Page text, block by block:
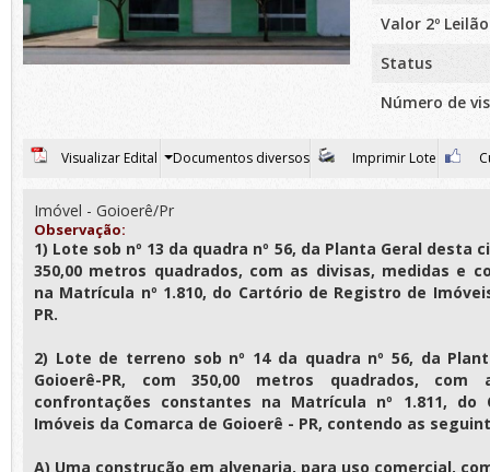
Valor 2º Leilão
Status
Número de
Visualizar Edital Documentos diversos Imprimir Lote
Imóvel - Goioerê/Pr
Observação:
1) Lote sob nº 13 da quadra nº 56, da Planta Geral desta
350,00 metros quadrados, com as divisas, medidas e
na Matrícula nº 1.810, do Cartório de Registro de
PR.
2) Lote de terreno sob nº 14 da quadra nº 56, da
Goioerê-PR, com 350,00 metros quadrados,
confrontações constantes na Matrícula nº 1.811, do
Imóveis da Comarca de Goioerê - PR, contendo as
A) Uma construção em alvenaria, para uso comercial,